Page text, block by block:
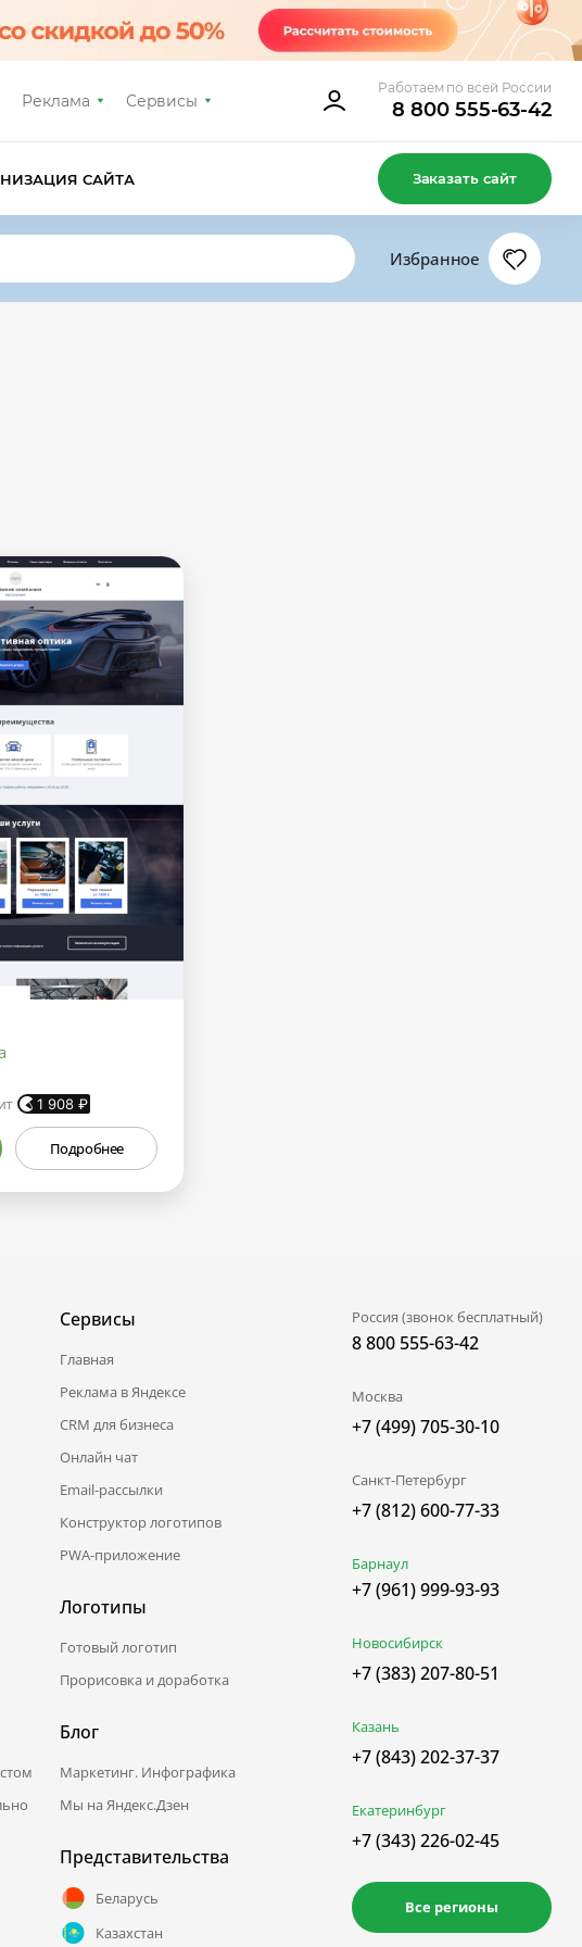
Реклама Сервисы
Работаем по всей России
8 800 555-63-42
САЙТА Заказать сайт
Избранное
1 908 ₽
Подробнее
Сервисы
Главная
Реклама в Яндексе
CRM для бизнеса
Онлайн чат
Email-рассылки
Конструктор логотипов
PWA-приложение
Логотипы
Готовый логотип
Прорисовка и доработка
Блог
Маркетинг. Инфографика
Мы на Яндекс.Дзен
Представительства
Беларусь
Казахстан
Россия (звонок бесплатный)
8 800 555-63-42
Москва
+7 (499) 705-30-10
Санкт-Петербург
+7 (812) 600-77-33
Барнаул
+7 (961) 999-93-93
Новосибирск
+7 (383) 207-80-51
Казань
+7 (843) 202-37-37
Екатеринбург
+7 (343) 226-02-45
Все регионы